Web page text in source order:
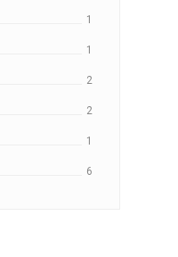
1
1
2
2
1
6